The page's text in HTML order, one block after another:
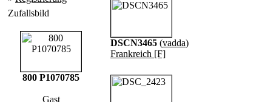
Zufallsbild
800 P1070785
Gast
DSCN3465 (vadda)
Frankreich [F]